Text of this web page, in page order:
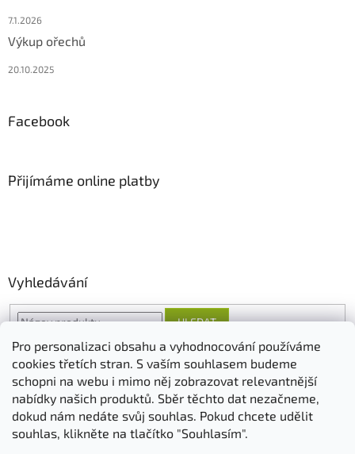
Pro personalizaci obsahu a vyhodnocování používáme
cookies třetích stran. S vaším souhlasem budeme
schopni na webu i mimo něj zobrazovat relevantnější
nabídky našich produktů. Sběr těchto dat nezačneme,
dokud nám nedáte svůj souhlas. Pokud chcete udělit
souhlas, klikněte na tlačítko "Souhlasím".
7.1.2026
Výkup ořechů
20.10.2025
Facebook
Přijímáme online platby
Vyhledávání
HLEDAT
O nás FORESTINA AGRO CS